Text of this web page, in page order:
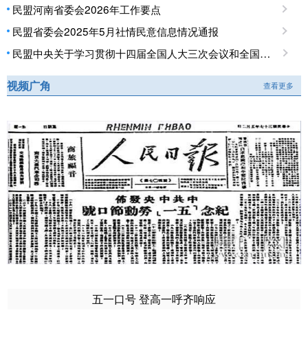
民盟河南省委会2026年工作要点
民盟省委会2025年5月社情民意信息情况通报
民盟中央关于学习贯彻十四届全国人大三次会议和全国政协十四届三次会议精神的决定
视频广角 查看更多
五一口号 登高一呼齐响应